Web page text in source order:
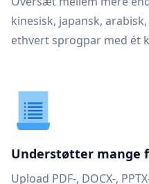
kinesisk, japansk,
ethvert sprogpar med ét
Understøtter mange
Upload PDF-, DOCX-,